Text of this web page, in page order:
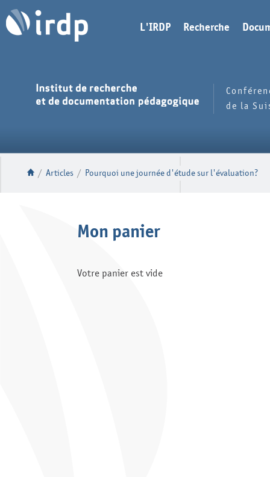
L'IRDP Recherche
de la
/ Articles / Pourquoi une journée d'étude sur l'évaluation?
Mon panier
Votre panier est vide